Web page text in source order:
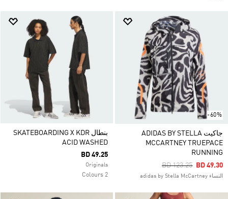
-60%
جاكيت ADIDAS BY STELLA
MCCARTNEY TRUEPACE
RUNNING
Price Reduced From
BD 123.25ToBD 49.30
النساء adidas by Stella McCartney
بنطال SKATEBOARDING X KDR
ACID WASHED
BD 49.25
Originals
2 Colours